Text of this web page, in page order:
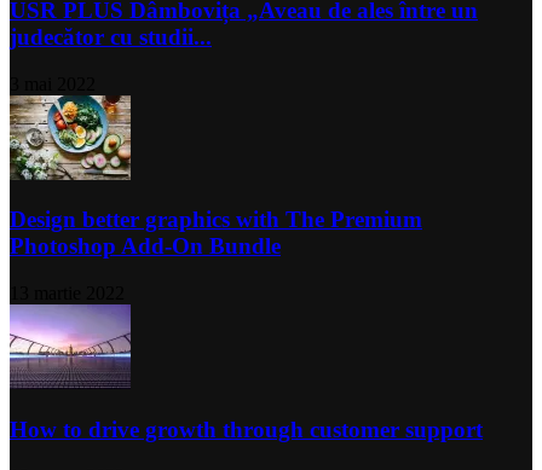
USR PLUS Dâmbovița „Aveau de ales între un
judecător cu studii...
Design better graphics with The Premium
Photoshop Add-On Bundle
How to drive growth through customer support